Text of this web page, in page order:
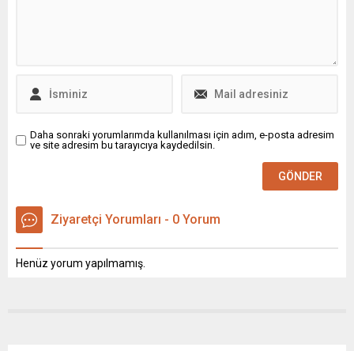
Daha sonraki yorumlarımda kullanılması için adım, e-posta adresim
ve site adresim bu tarayıcıya kaydedilsin.
Ziyaretçi Yorumları - 0 Yorum
Henüz yorum yapılmamış.